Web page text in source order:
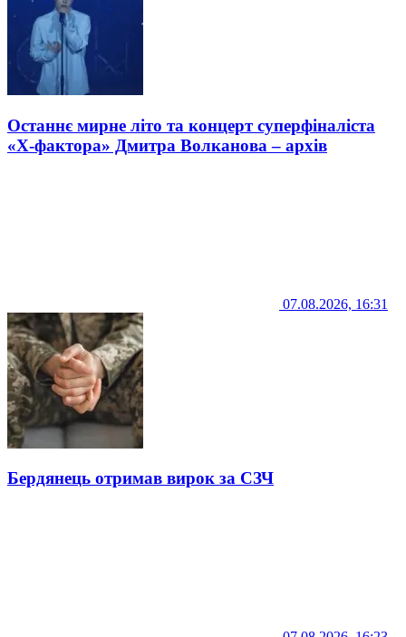
Останнє мирне літо та концерт суперфіналіста
«Х-фактора» Дмитра Волканова – архів
07.08.2026, 16:31
Бердянець отримав вирок за СЗЧ